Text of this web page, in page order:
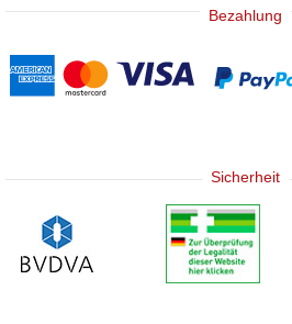
Bezahlung
Sicherheit